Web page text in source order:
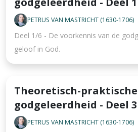
PETRUS VAN MASTRICHT (1630-1706)
Deel 1/6 - De voorkennis van de
geloof in God.
Theoretisch-praktische
godgeleerdheid - Deel 3
PETRUS VAN MASTRICHT (1630-1706)